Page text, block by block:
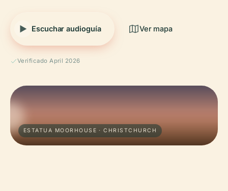
Escuchar audioguía Ver mapa
Verificado April 2026
ESTATUA MOORHOUSE · CHRISTCHURCH